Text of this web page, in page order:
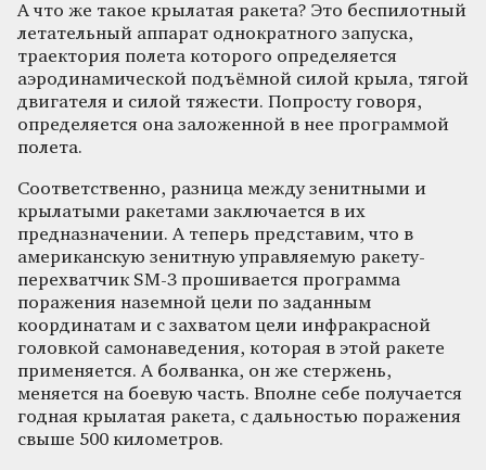
А что же такое крылатая ракета? Это беспилотный
летательный аппарат однократного запуска,
траектория полета которого определяется
аэродинамической подъёмной силой крыла, тягой
двигателя и силой тяжести. Попросту говоря,
определяется она заложенной в нее программой
полета.
Соответственно, разница между зенитными и
крылатыми ракетами заключается в их
предназначении. А теперь представим, что в
американскую зенитную управляемую ракету-
перехватчик SM-3 прошивается программа
поражения наземной цели по заданным
координатам и с захватом цели инфракрасной
головкой самонаведения, которая в этой ракете
применяется. А болванка, он же стержень,
меняется на боевую часть. Вполне себе получается
годная крылатая ракета, с дальностью поражения
свыше 500 километров.